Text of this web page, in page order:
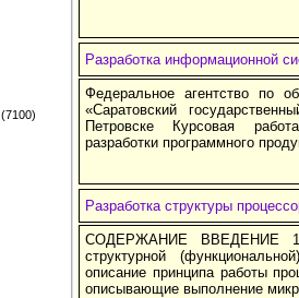
(7100)
Разработка информационной
Федеральное агентство
«Саратовский
Петровске Курсовая
разработки программного
Разработка структуры
СОДЕРЖАНИЕ ВВЕДЕНИЕ 1.
структурной
описание принципа работы
описывающие выполнение